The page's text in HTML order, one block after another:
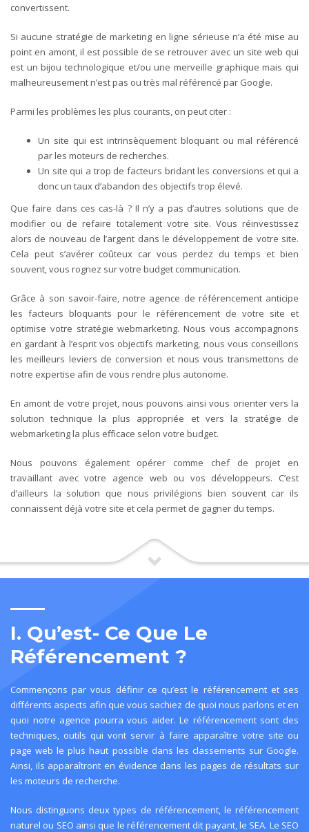
convertissent.
Si aucune stratégie de marketing en ligne sérieuse n’a été mise au
point en amont, il est possible de se retrouver avec un site web qui
est un bijou technologique et/ou une merveille graphique mais qui
malheureusement n’est pas ou très mal référencé par Google.
Parmi les problèmes les plus courants, on peut citer :
Un site qui est intrinsèquement bloquant ou mal référencé
par les moteurs de recherches.
Un site qui a trop de facteurs bridant les conversions et qui a
donc un taux d’abandon des objectifs trop élevé.
Que faire dans ces cas-là ? Il n’y a pas d’autres solutions que de
modifier ou de refaire totalement votre site. Vous réinvestissez
alors de nouveau de l’argent dans le développement de votre site.
Cela peut s’avérer coûteux car vous perdez du temps et bien
souvent, vous rognez sur votre budget communication.
Grâce à son savoir-faire, notre agence de référencement anticipe
les facteurs bloquants pour le référencement de votre site et
optimise votre stratégie webmarketing. Nous vous accompagnons
en gardant à l’esprit vos objectifs marketing, nous vous conseillons
les meilleurs leviers de conversion et nous vous transmettons de
notre expertise afin de vous rendre plus autonome.
En amont de votre projet, nous pouvons ainsi vous orienter vers la
solution technique la plus appropriée et vers la stratégie de
webmarketing la plus efficace selon votre budget.
Nous pouvons également opérer comme chef de projet en
travaillant avec votre agence web ou vos développeurs. C’est
d’ailleurs la solution que nous privilégions bien souvent car ils
connaissent déjà votre site et cela permet de gagner du temps.
I. Qu’est- Ce Que Le
Référencement ?
Commençons par vous définir ce qu’est le référencementet ses
différents aspects afin que vous sachiez de quoi nous parlons et en
quoi notre agence pourra vous aider. Le référencement sont des
techniques, outils qui vont servir à faire apparaître votre site ou
page web le plus haut possible dans les classements sur Google.
Ainsi, ils apparaîtront en évidence dans les pages de résultats sur
les moteurs de recherche.
Nous distinguons deux types de référencement, le référencement
naturel ou SEO ainsi que le référencement dit payant, le SEA. Le SEO